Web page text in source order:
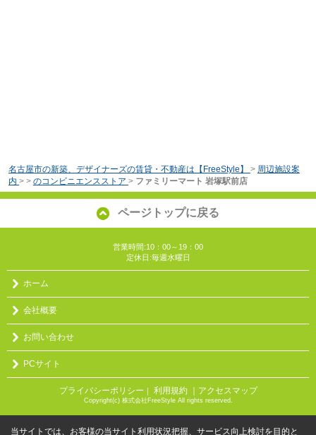
名古屋市の新築、デザイナーズの賃貸・不動産は【FreeStyle】 > 周辺施設案
内 > > のコンビニエンスストア > ファミリーマート 岩塚駅前店
ページトップに戻る
営業時間:10：00～19：00
定休日:毎週水曜日
ホーム
会社概要
お問い合わせ
PCサイト
プライバシーポリシー 利用規約 ｜アクセスマップ
Copyright(c) 株式会社FreeStyle All rights reserved.
当サイトでは、お客様の当サイト利用状況把握、サービス向上検討を目的と